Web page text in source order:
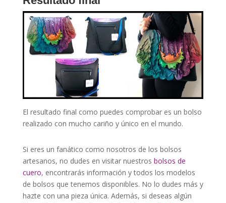
El resultado final como puedes comprobar es un bolso
realizado con mucho cariño y único en el mundo.
Si eres un fanático como nosotros de los bolsos
artesanos, no dudes en visitar nuestros bolsos de
cuero, encontrarás información y todos los modelos
de bolsos que tenemos disponibles. No lo dudes más y
hazte con una pieza única. Además, si deseas algún